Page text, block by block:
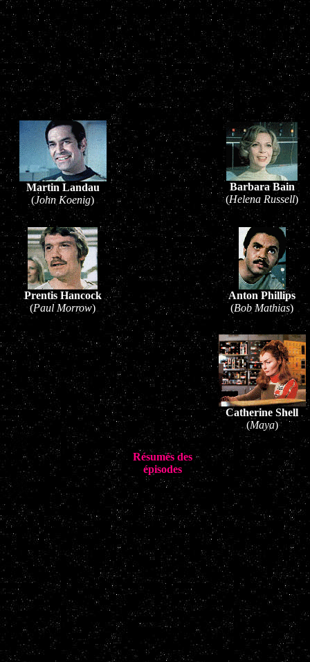
Martin Landau
(John Koenig)
Barbara Bain
(Helena Russell)
Prentis Hancock
(Paul Morrow)
Anton Phillips
(Bob Mathias)
Catherine Shell
(Maya)
Résumés des
épisodes